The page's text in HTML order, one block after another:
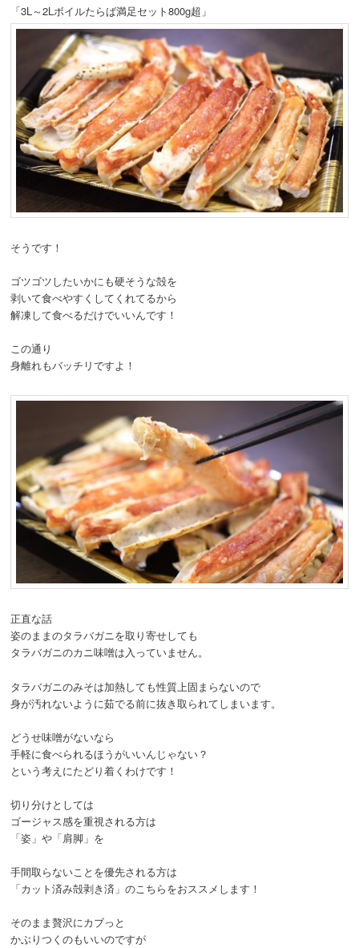
「3L～2Lボイルたらば満足セット800g超」
そうです！
ゴツゴツしたいかにも硬そうな殻を
剥いて食べやすくしてくれてるから
解凍して食べるだけでいいんです！
この通り
身離れもバッチリですよ！
正直な話
姿のままのタラバガニを取り寄せしても
タラバガニのカニ味噌は入っていません。
タラバガニのみそは加熱しても性質上固まらないので
身が汚れないように茹でる前に抜き取られてしまいます。
どうせ味噌がないなら
手軽に食べられるほうがいいんじゃない？
という考えにたどり着くわけです！
切り分けとしては
ゴージャス感を重視される方は
「姿」や「肩脚」を
手間取らないことを優先される方は
「カット済み殻剥き済」のこちらをおススメします！
そのまま贅沢にカブっと
かぶりつくのもいいのですが